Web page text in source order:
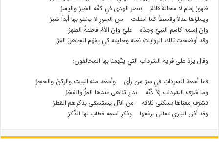
ظهورُ إمام لا محالةَ قائمٌ بنصر الهدى في كفّه الخيرُ واليسرُ
ويملؤها عدلاً وقسطاً كما امتلت من الجورِ لا يخلو بها أبداً شبرُ
وإنّ إسمه كاسم النبيّ وجدّه عليّ وإنّ الأمَّ فاطمةُ الطهرُ
وقد أوضحت تلك الرواياتُ نعتَه وحليته كي يفهَم الجاهلُ الغِرُّ
وقال يردُ على فرية السّرداب التي يتّهمنا بها المخالفون:
فما أسعدَ السردابَ في سرّ من رأى وأسعَد مِنه البيت والركنُ والحجرُ
وما شرّف السّرداب إلاّ لأنّه بدارِ تناهى عندها العزُّ والفخرُ
تشرّف مغناها بسكنى ثلاثة من الآل يستسقى بذكرهم القطرُ
وقد أذن الباري تعالى برِفعها وذكرِ اسمِه فطابَ لها الذّكرُ